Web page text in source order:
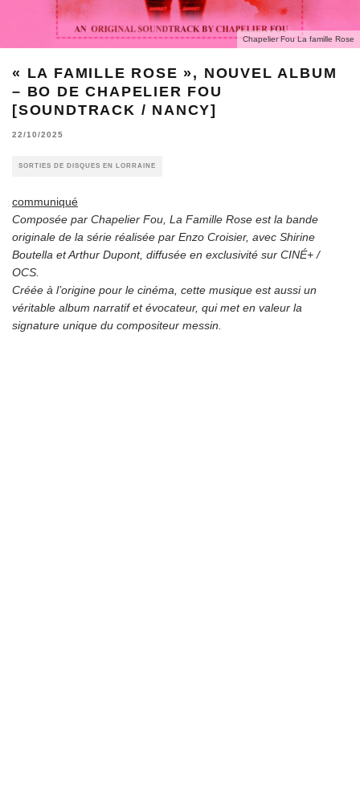
Chapelier Fou La famille Rose
« LA FAMILLE ROSE », NOUVEL ALBUM
– BO DE CHAPELIER FOU
[SOUNDTRACK / NANCY]
22/10/2025
SORTIES DE DISQUES EN LORRAINE
communiqué
Composée par Chapelier Fou, La Famille Rose est la bande
originale de la série réalisée par Enzo Croisier, avec Shirine
Boutella et Arthur Dupont, diffusée en exclusivité sur CINÉ+ /
OCS.
Créée à l’origine pour le cinéma, cette musique est aussi un
véritable album narratif et évocateur, qui met en valeur la
signature unique du compositeur messin.